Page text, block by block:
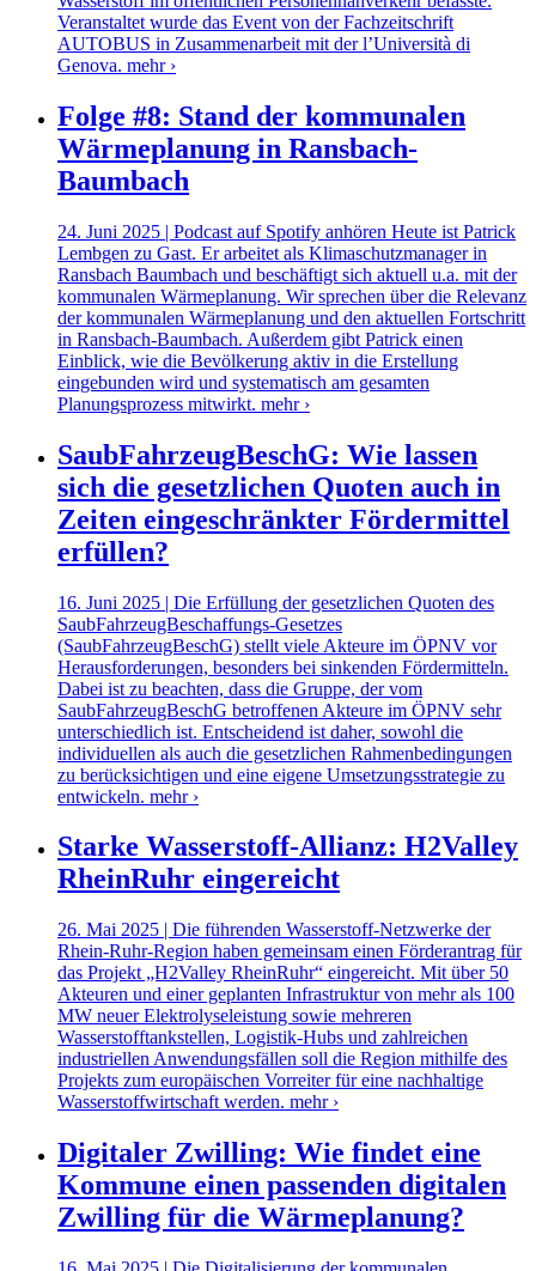
Veranstaltet wurde das Event von der Fachzeitschrift
AUTOBUS in Zusammenarbeit mit der l’Università di
Genova. mehr ›
Folge #8: Stand der kommunalen
Wärmeplanung in Ransbach-
Baumbach
24. Juni 2025 | Podcast auf Spotify anhören Heute ist Patrick
Lembgen zu Gast. Er arbeitet als Klimaschutzmanager in
Ransbach Baumbach und beschäftigt sich aktuell u.a. mit der
kommunalen Wärmeplanung. Wir sprechen über die Relevanz
der kommunalen Wärmeplanung und den aktuellen Fortschritt
in Ransbach-Baumbach. Außerdem gibt Patrick einen
Einblick, wie die Bevölkerung aktiv in die Erstellung
eingebunden wird und systematisch am gesamten
Planungsprozess mitwirkt. mehr ›
SaubFahrzeugBeschG: Wie lassen
sich die gesetzlichen Quoten auch in
Zeiten eingeschränkter Fördermittel
erfüllen?
16. Juni 2025 | Die Erfüllung der gesetzlichen Quoten des
SaubFahrzeugBeschaffungs-Gesetzes
(SaubFahrzeugBeschG) stellt viele Akteure im ÖPNV vor
Herausforderungen, besonders bei sinkenden Fördermitteln.
Dabei ist zu beachten, dass die Gruppe, der vom
SaubFahrzeugBeschG betroffenen Akteure im ÖPNV sehr
unterschiedlich ist. Entscheidend ist daher, sowohl die
individuellen als auch die gesetzlichen Rahmenbedingungen
zu berücksichtigen und eine eigene Umsetzungsstrategie zu
entwickeln. mehr ›
Starke Wasserstoff-Allianz: H2Valley
RheinRuhr eingereicht
26. Mai 2025 | Die führenden Wasserstoff-Netzwerke der
Rhein-Ruhr-Region haben gemeinsam einen Förderantrag für
das Projekt „H2Valley RheinRuhr“ eingereicht. Mit über 50
Akteuren und einer geplanten Infrastruktur von mehr als 100
MW neuer Elektrolyseleistung sowie mehreren
Wasserstofftankstellen, Logistik-Hubs und zahlreichen
industriellen Anwendungsfällen soll die Region mithilfe des
Projekts zum europäischen Vorreiter für eine nachhaltige
Wasserstoffwirtschaft werden. mehr ›
Digitaler Zwilling: Wie findet eine
Kommune einen passenden digitalen
Zwilling für die Wärmeplanung?